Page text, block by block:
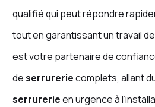
qualifié qui peut répondre
tout en garantissant un travail
est votre partenaire de
deserrureriecomplets, allant
serrurerieen urgence à